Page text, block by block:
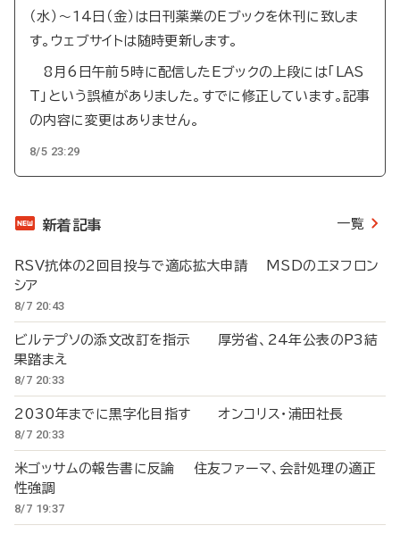
（水）～14日（金）は日刊薬業のEブックを休刊に致しま
す。ウェブサイトは随時更新します。
8月6日午前5時に配信したEブックの上段には「LAS
T」という誤植がありました。すでに修正しています。記事
の内容に変更はありません。
8/5 23:29
新着記事 一覧
RSV抗体の2回目投与で適応拡大申請 MSDのエヌフロン
シア
8/7 20:43
ビルテプソの添文改訂を指示 厚労省、24年公表のP3結
果踏まえ
8/7 20:33
2030年までに黒字化目指す オンコリス・浦田社長
8/7 20:33
米ゴッサムの報告書に反論 住友ファーマ、会計処理の適正
性強調
8/7 19:37